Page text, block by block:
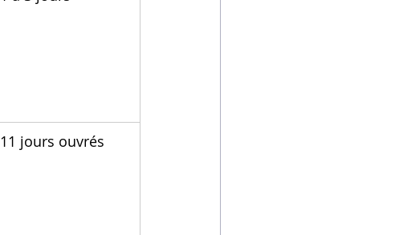
11 jours ouvrés